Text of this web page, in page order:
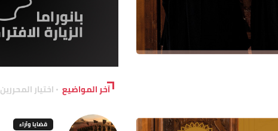
آخر المواضيع اختيار المحررين
قضايا وآراء